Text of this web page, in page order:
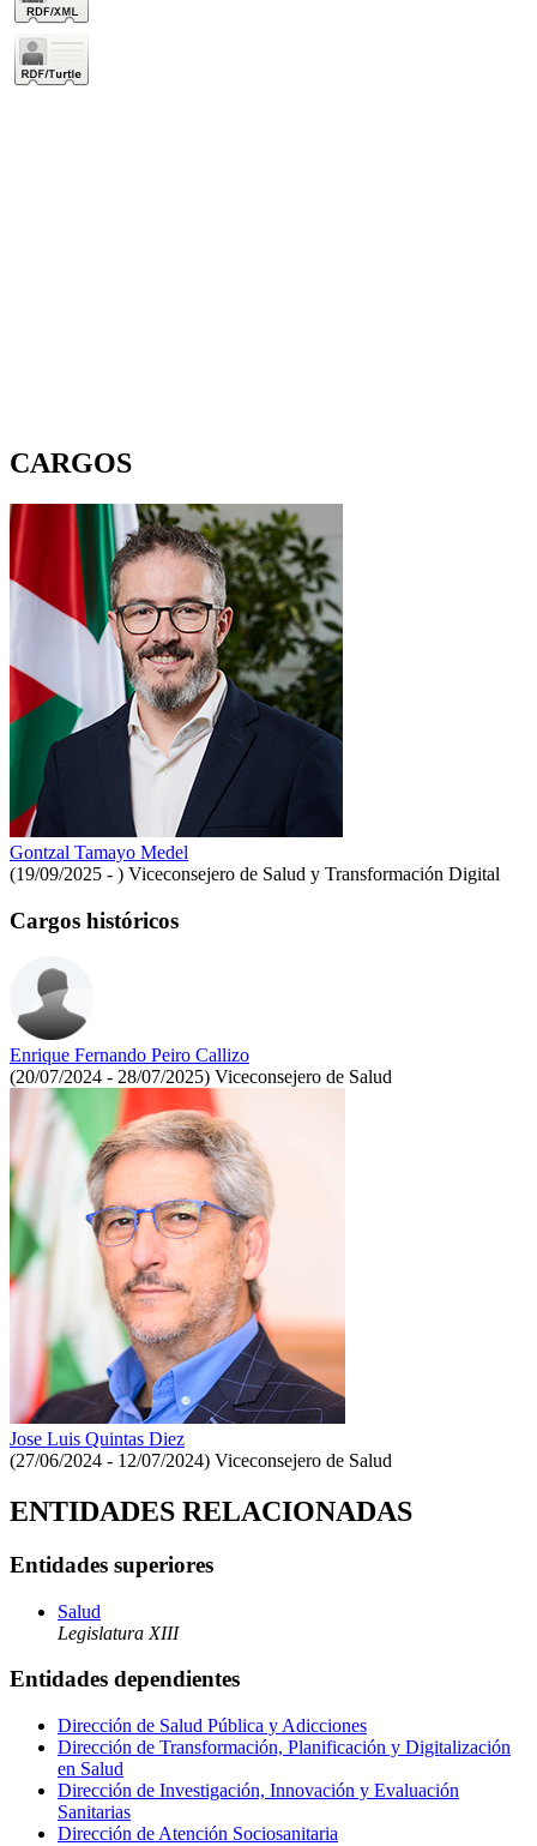
CARGOS
Gontzal Tamayo Medel
(19/09/2025 - ) Viceconsejero de Salud y Transformación Digital
Cargos históricos
Enrique Fernando Peiro Callizo
(20/07/2024 - 28/07/2025) Viceconsejero de Salud
Jose Luis Quintas Diez
(27/06/2024 - 12/07/2024) Viceconsejero de Salud
ENTIDADES RELACIONADAS
Entidades superiores
Salud
Legislatura XIII
Entidades dependientes
Dirección de Salud Pública y Adicciones
Dirección de Transformación, Planificación y Digitalización
en Salud
Dirección de Investigación, Innovación y Evaluación
Sanitarias
Dirección de Atención Sociosanitaria